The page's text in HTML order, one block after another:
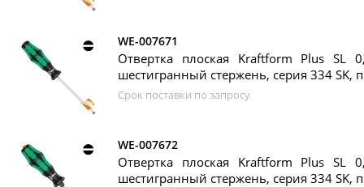
WE-007671
Отвертка плоская Kraftform Plus
шестигранный стержень, серия 334 SK,
Срок поставки по запросу
WE-007672
Отвертка плоская Kraftform Plus
шестигранный стержень, серия 334 SK,